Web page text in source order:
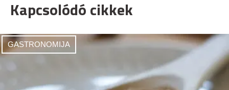
Kapcsolódó cikkek
GASTRONOMIJA